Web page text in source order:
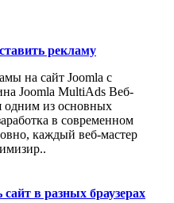
рекламу
на сайт Joomla с
Joomla MultiAds Веб-
одним из основных
в современном
каждый веб-мастер
в разных браузерах